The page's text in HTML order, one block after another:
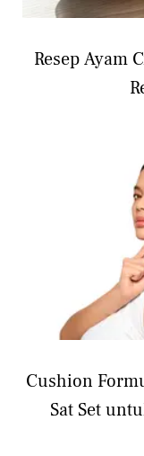
Resep Ayam
Cushion
Sat Set